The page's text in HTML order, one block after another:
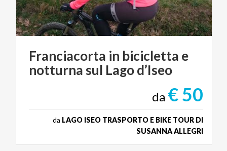
Franciacorta in bicicletta e
notturna sul Lagod’Iseo
da € 50
da LAGO ISEO TRASPORTO E BIKE TOUR DI
SUSANNA ALLEGRI